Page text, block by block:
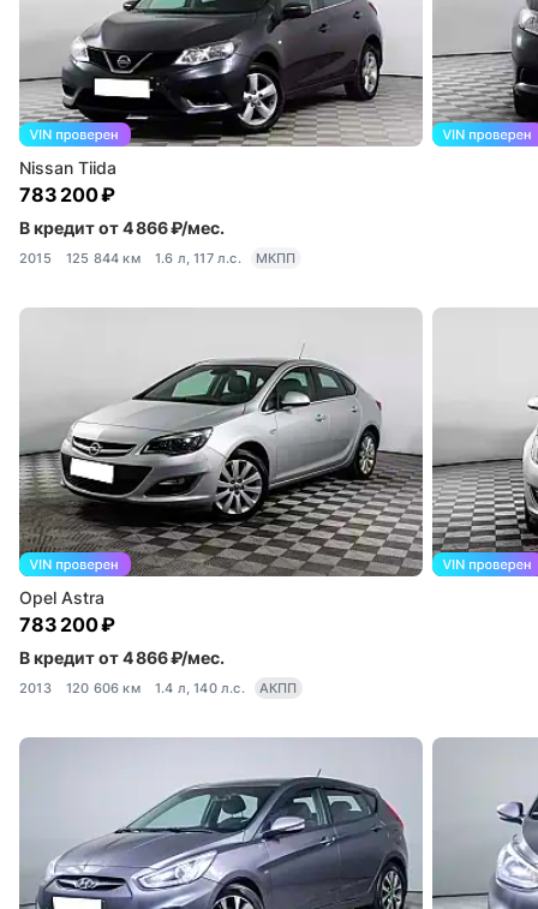
Nissan Tiida
783 200 ₽
В кредит от 4 866 ₽/мес.
2015 125 844 км 1.6 л, 117 л.с. МКПП
Opel Astra
783 200 ₽
В кредит от 4 866 ₽/мес.
2013 120 606 км 1.4 л, 140 л.с. АКПП